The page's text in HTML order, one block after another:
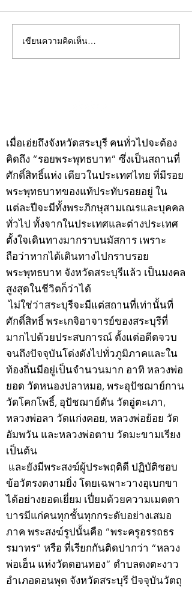
คอลัมน์"จับชีพจรวงการ
พระ"ประจำพุธที่ 29
เขียนความคิดเห็น…
เมื่อเอ่ยถึงจังหวัดสระบุรี คนทั่วไปจะต้อง
คิดถึง “รอยพระพุทธบาท” ซึ่งเป็นสถานที่
ศักดิ์สิทธิ์แห่ง เดียวในประเทศไทย ที่มีรอย
พระพุทธบาทของแท้ประทับรอยอยู่ ใน
แต่ละปีจะมีทั้งพระภิกษุสามเณรและบุคคล
ทั่วไป ทั้งจากในประเทศและต่างประเทศ
ตั้งใจเดินทางมากราบนมัสการ เพราะ
ถือว่าหากได้เดินทางไปกราบรอย
พระพุทธบาท จังหวัดสระบุรีแล้ว เป็นมงคล
สูงสุดในชีวิตก็ว่าได้
ไม่ใช่ว่าสระบุรีจะมีแต่สถานที่เท่านั้นที่
ศักดิ์สิทธิ์ พระเกจิอาจารย์ของสระบุรีที่
มากไปด้วยประสบการณ์ ตั้งแต่อดีตจวบ
จนถึงปัจจุบันโด่งดังไปทั่วภูมิภาคและใน
ท้องถิ่นมีอยู่เป็นจำนวนมาก อาทิ หลวงพ่อ
ยอด วัดหนองปลาหมอ, พระอุปัชฌาย์กาน
วัดโคกโพธิ์, อุปัชฌาย์ตัน วัดอู่ตะเภา,
หลวงพ่อลา วัดแก่งคอย, หลวงพ่อย้อย วัด
อัมพวัน และหลวงพ่อตาบ วัดมะขามเรียง
เป็นต้น
และยังมีพระสงฆ์ผู้ประพฤติดี ปฏิบัติชอบ
ข้อวัตรงดงามยิ่ง โดยเฉพาะวางอุเบกขา
ได้อย่างยอดเยี่ยม เปี่ยมด้วยความเมตตา
บารมีแก่คนทุกชั้นทุกกระดับอย่างเสมอ
ภาค พระสงฆ์รูปนั้นคือ “พระครูอรรถธร
รมาทร” หรือ ที่เรียกกันติดปากว่า “หลวง
พ่อเฮ็น แห่งวัดดอนทอง” ตำบลดงตะงาว
อำเภอดอนพุด จังหวัดสระบุรี ปัจจุบันวัตถุ